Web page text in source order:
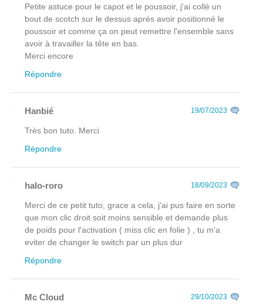
Petite astuce pour le capot et le poussoir, j'ai collé un
bout de scotch sur le dessus après avoir positionné le
poussoir et comme ça on peut remettre l'ensemble sans
avoir à travailler la tête en bas.
Merci encore
Répondre
Hanbié 19/07/2023
Très bon tuto. Merci
Répondre
halo-roro 18/09/2023
Merci de ce petit tuto, grace a cela, j'ai pus faire en sorte
que mon clic droit soit moins sensible et demande plus
de poids pour l'activation ( miss clic en folie ) , tu m'a
eviter de changer le switch par un plus dur
Répondre
Mc Cloud 29/10/2023